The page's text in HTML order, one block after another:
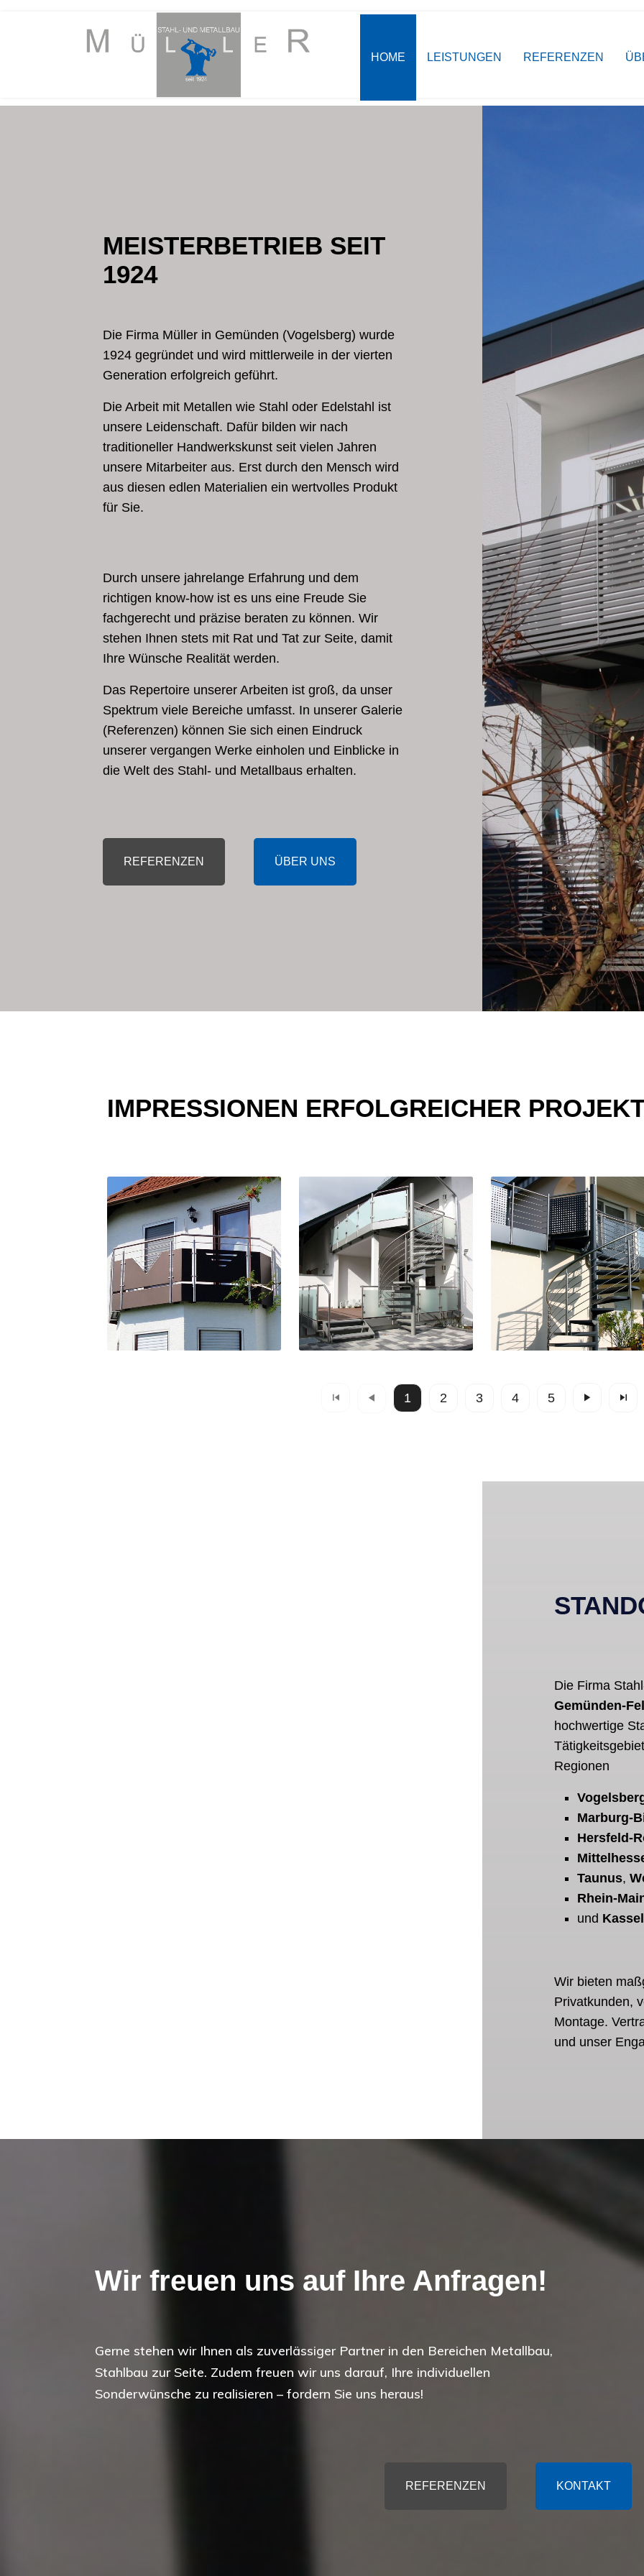
HOME LEISTUNGEN REFERENZEN
MEISTERBETRIEB SEIT
1924
Die Firma Müller in Gemünden (Vogelsberg) wurde
1924 gegründet und wird mittlerweile in der vierten
Generation erfolgreich geführt.
Die Arbeit mit Metallen wie Stahl oder Edelstahl ist
unsere Leidenschaft. Dafür bilden wir nach
traditioneller Handwerkskunst seit vielen Jahren
unsere Mitarbeiter aus. Erst durch den Mensch wird
aus diesen edlen Materialien ein wertvolles Produkt
für Sie.
Durch unsere jahrelange Erfahrung und dem
richtigen know-how ist es uns eine Freude Sie
fachgerecht und präzise beraten zu können. Wir
stehen Ihnen stets mit Rat und Tat zur Seite, damit
Ihre Wünsche Realität werden.
Das Repertoire unserer Arbeiten ist groß, da unser
Spektrum viele Bereiche umfasst. In unserer Galerie
(Referenzen) können Sie sich einen Eindruck
unserer vergangen Werke einholen und Einblicke in
die Welt des Stahl- und Metallbaus erhalten.
REFERENZEN ÜBER UNS
IMPRESSIONEN ERFOLGREICHER
1 2 3 4 5
Die Firma
Gemünden-
hochwertige
Regionen
Marburg-
Hersfeld-
Taunus,
Rhein-
und Kassel
Wir bieten
Privatkunden,
Montage.
und unser
Wir freuen uns auf Ihre Anfragen!
Gerne stehen wir Ihnen als zuverlässiger Partner in den Bereichen Metallbau,
Stahlbau zur Seite. Zudem freuen wir uns darauf, Ihre individuellen
Sonderwünsche zu realisieren – fordern Sie uns heraus!
REFERENZEN KONTAKT